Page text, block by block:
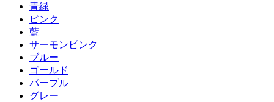
青緑
ピンク
藍
サーモンピンク
ブルー
ゴールド
パープル
グレー